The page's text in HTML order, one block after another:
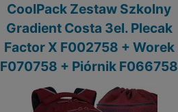
CoolPack Zestaw Szkolny
Gradient Costa 3el. Plecak
Factor X F002758 + Worek
F070758 + Piórnik F066758